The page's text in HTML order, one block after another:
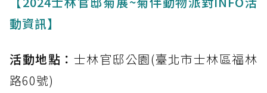
動資訊】
活動地點： 士林官邸公園(臺北市士林區福林
路60號)